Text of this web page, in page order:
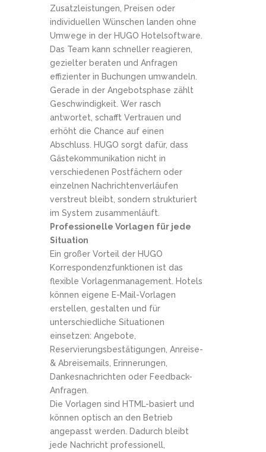
Zusatzleistungen, Preisen oder
individuellen Wünschen landen ohne
Umwege in der HUGO Hotelsoftware.
Das Team kann schneller reagieren,
gezielter beraten und Anfragen
effizienter in Buchungen umwandeln.
Gerade in der Angebotsphase zählt
Geschwindigkeit. Wer rasch
antwortet, schafft Vertrauen und
erhöht die Chance auf einen
Abschluss. HUGO sorgt dafür, dass
Gästekommunikation nicht in
verschiedenen Postfächern oder
einzelnen Nachrichtenverläufen
verstreut bleibt, sondern strukturiert
im System zusammenläuft.
Professionelle Vorlagen für jede
Situation
Ein großer Vorteil der HUGO
Korrespondenzfunktionen ist das
flexible Vorlagenmanagement. Hotels
können eigene E-Mail-Vorlagen
erstellen, gestalten und für
unterschiedliche Situationen
einsetzen: Angebote,
Reservierungsbestätigungen, Anreise-
& Abreisemails, Erinnerungen,
Dankesnachrichten oder Feedback-
Anfragen.
Die Vorlagen sind HTML-basiert und
können optisch an den Betrieb
angepasst werden. Dadurch bleibt
jede Nachricht professionell,